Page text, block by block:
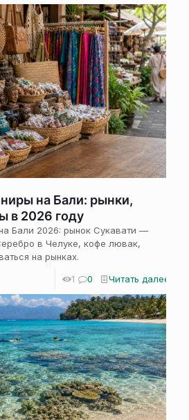
на Бали: рынки,
в 2026 году
Бали 2026: рынок Сукавати —
в Челуке, кофе лювак,
на рынках.
1 0 Читать далее